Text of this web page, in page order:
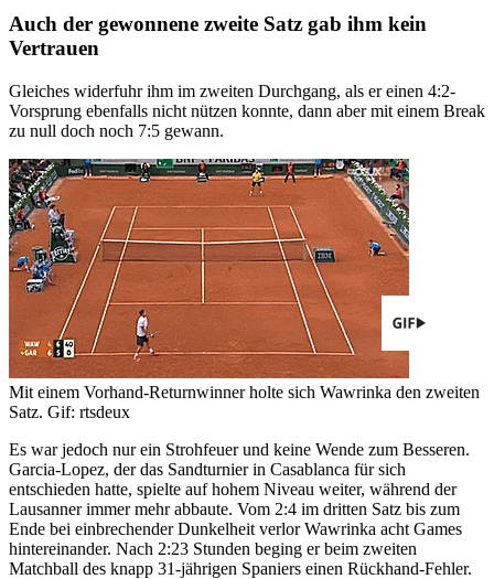
Auch der gewonnene zweite Satz gab ihm kein
Vertrauen
Gleiches widerfuhr ihm im zweiten Durchgang, als er einen 4:2-
Vorsprung ebenfalls nicht nützen konnte, dann aber mit einem Break
zu null doch noch 7:5 gewann.
Mit einem Vorhand-Returnwinner holte sich Wawrinka den zweiten
Satz. Gif: rtsdeux
Es war jedoch nur ein Strohfeuer und keine Wende zum Besseren.
Garcia-Lopez, der das Sandturnier in Casablanca für sich
entschieden hatte, spielte auf hohem Niveau weiter, während der
Lausanner immer mehr abbaute. Vom 2:4 im dritten Satz bis zum
Ende bei einbrechender Dunkelheit verlor Wawrinka acht Games
hintereinander. Nach 2:23 Stunden beging er beim zweiten
Matchball des knapp 31-jährigen Spaniers einen Rückhand-Fehler.